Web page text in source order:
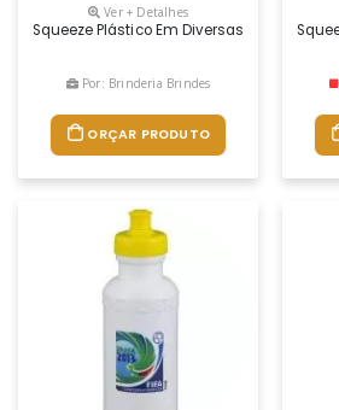
Ver + Detalhes
Squeeze Plástico Em Diversas Cores
Por: Brinderia Brindes
ORÇAR PRODUTO